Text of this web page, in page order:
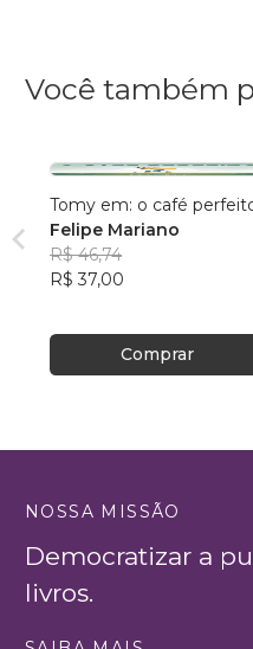
Você também
Tomy em: o café
Felipe Mariano
R$ 46,74
R$ 37,00
Comprar
NOSSA MISSÃO
Democratizar a
livros.